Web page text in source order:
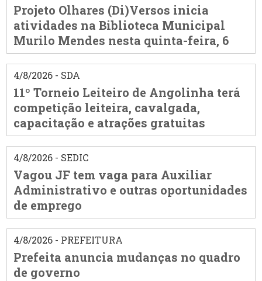
Projeto Olhares (Di)Versos inicia
atividades na Biblioteca Municipal
Murilo Mendes nesta quinta-feira, 6
4/8/2026 - SDA
11º Torneio Leiteiro de Angolinha terá
competição leiteira, cavalgada,
capacitação e atrações gratuitas
4/8/2026 - SEDIC
Vagou JF tem vaga para Auxiliar
Administrativo e outras oportunidades
de emprego
4/8/2026 - PREFEITURA
Prefeita anuncia mudanças no quadro
de governo